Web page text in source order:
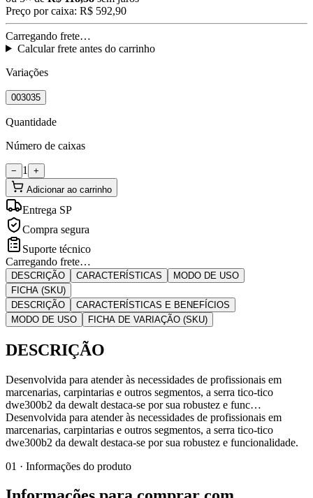
Preço por caixa: R$ 592,90
Carregando frete…
Calcular frete antes do carrinho
Variações
003035
Quantidade
Número de caixas
− 1
+
Adicionar ao carrinho
Entrega SP
Compra segura
Suporte técnico
Carregando frete…
DESCRIÇÃO CARACTERÍSTICAS
MODO DE USO
FICHA (SKU)
DESCRIÇÃO
CARACTERÍSTICAS E BENEFÍCIOS
MODO DE USO
FICHA DE VARIAÇÃO (SKU)
DESCRIÇÃO
Desenvolvida para atender às necessidades de profissionais em
marcenarias, carpintarias e outros segmentos, a serra tico-tico
dwe300b2 da dewalt destaca-se por sua robustez e func…
Desenvolvida para atender às necessidades de profissionais em
marcenarias, carpintarias e outros segmentos, a serra tico-tico
dwe300b2 da dewalt destaca-se por sua robustez e funcionalidade.
01 · Informações do produto